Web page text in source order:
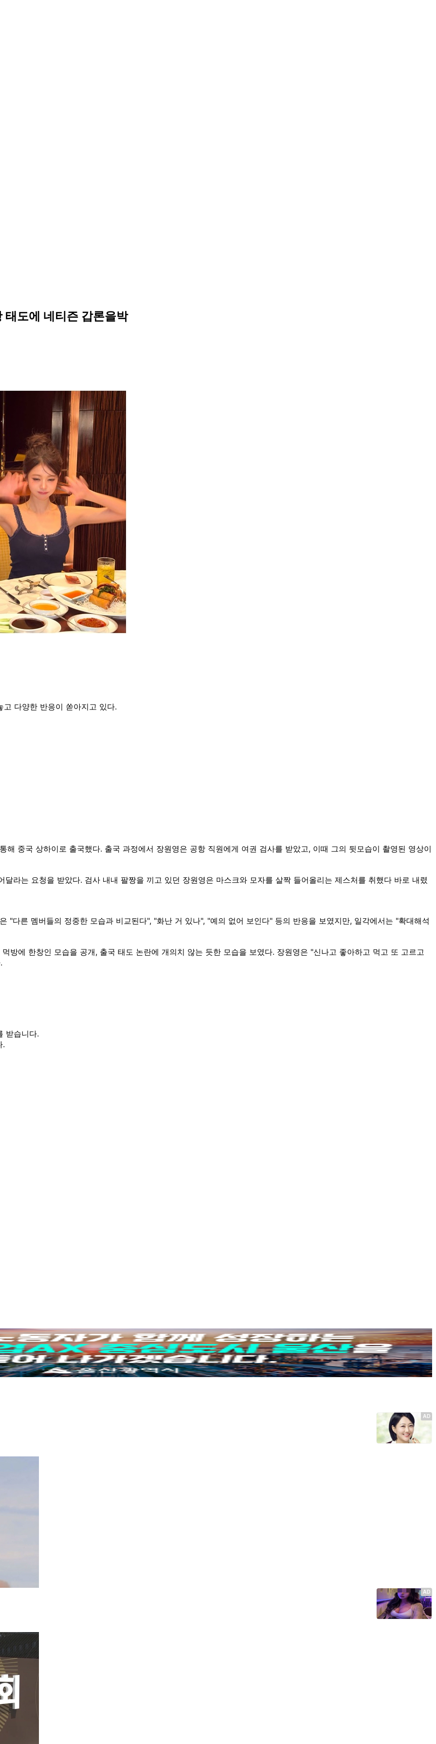
도에 네티즌 갑론을박
다양한 반응이 쏟아지고 있다.
중국 상하이로 출국했다. 출국 과정에서 장원영은 공항 직원에게 여권 검사를 받았고, 이때 그의 뒷모습이 촬영된 영상이
라는 요청을 받았다. 검사 내내 팔짱을 끼고 있던 장원영은 마스크와 모자를 살짝 들어올리는 제스처를 취했다 바로 내렸
"다른 멤버들의 정중한 모습과 비교된다", "화난 거 있나", "예의 없어 보인다" 등의 반응을 보였지만, 일각에서는 "확대해석
방에 한창인 모습을 공개, 출국 태도 논란에 개의치 않는 듯한 모습을 보였다. 장원영은 "신나고 좋아하고 먹고 또 고르고
받습니다.
.